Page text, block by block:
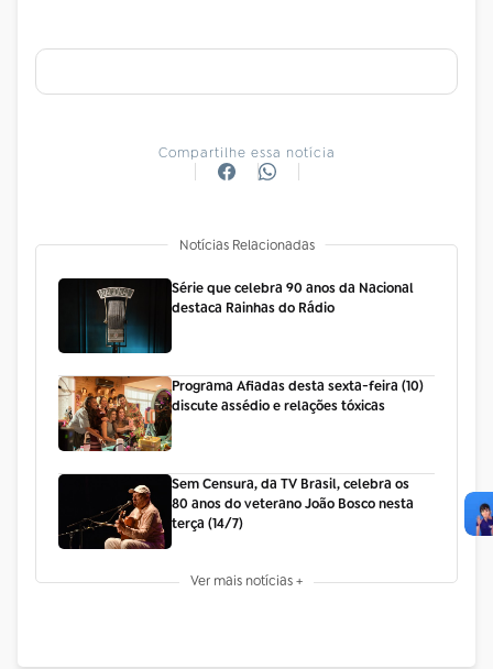
Compartilhe essa notícia
Notícias Relacionadas
Série que celebra 90 anos da Nacional
destaca Rainhas do Rádio
Programa Afiadas desta sexta-feira (10)
discute assédio e relações tóxicas
Sem Censura, da TV Brasil, celebra os
80 anos do veterano João Bosco nesta
terça (14/7)
Ver mais notícias +